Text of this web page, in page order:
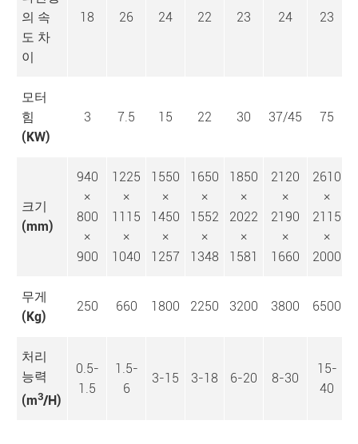
의 속
도 차
이
18 26 24 22 23 24 23
모터
힘
(KW)
3 7.5 15 22 30 37/45 75
크기
(mm)
940
×
800
×
900
1225
×
1115
×
1040
1550
×
1450
×
1257
1650
×
1552
×
1348
1850
×
2022
×
1581
2120
×
2190
×
1660
2610
×
2115
×
2000
무게
(Kg)
250 660 1800 2250 3200 3800 6500
처리
능력
(m3/H)
0.5-
1.5
1.5-
6
3-15 3-18 6-20 8-30
15-
40